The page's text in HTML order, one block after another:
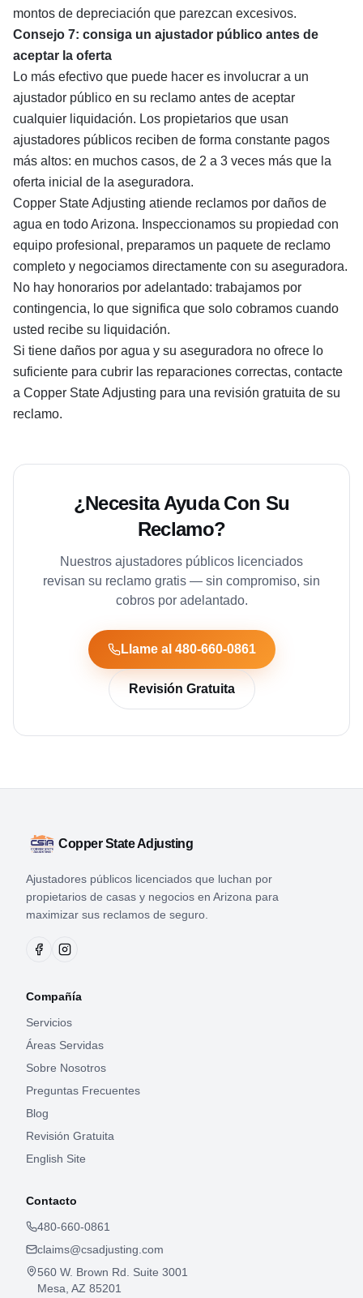
montos de depreciación que parezcan excesivos.
Consejo 7: consiga un ajustador público antes de
aceptar la oferta
Lo más efectivo que puede hacer es involucrar a un
ajustador público en su reclamo antes de aceptar
cualquier liquidación. Los propietarios que usan
ajustadores públicos reciben de forma constante pagos
más altos: en muchos casos, de 2 a 3 veces más que la
oferta inicial de la aseguradora.
Copper State Adjusting atiende reclamos por daños de
agua en todo Arizona. Inspeccionamos su propiedad con
equipo profesional, preparamos un paquete de reclamo
completo y negociamos directamente con su aseguradora.
No hay honorarios por adelantado: trabajamos por
contingencia, lo que significa que solo cobramos cuando
usted recibe su liquidación.
Si tiene daños por agua y su aseguradora no ofrece lo
suficiente para cubrir las reparaciones correctas, contacte
a Copper State Adjusting para una revisión gratuita de su
reclamo.
¿Necesita Ayuda Con Su
Reclamo?
Nuestros ajustadores públicos licenciados
revisan su reclamo gratis — sin compromiso, sin
cobros por adelantado.
Llame al 480-660-0861
Revisión Gratuita
Copper State Adjusting
Ajustadores públicos licenciados que luchan por
propietarios de casas y negocios en Arizona para
maximizar sus reclamos de seguro.
Compañía
Servicios
Áreas Servidas
Sobre Nosotros
Preguntas Frecuentes
Blog
Revisión Gratuita
English Site
Contacto
480-660-0861
claims@csadjusting.com
560 W. Brown Rd. Suite 3001
Mesa, AZ 85201